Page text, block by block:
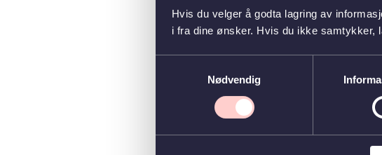
Hvis du velger å godta lagring av
i fra dine ønsker. Hvis du ikke samtykker,
Nødvendig